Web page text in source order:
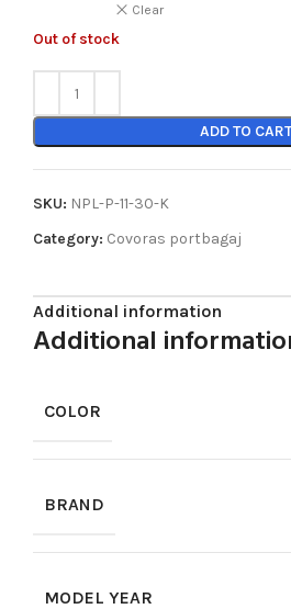
Clear
Out of stock
ADD TO CART
SKU: NPL-P-11-30-K
Category: Covoras portbagaj
Additional information
Additional
COLOR
BRAND
MODEL YEAR